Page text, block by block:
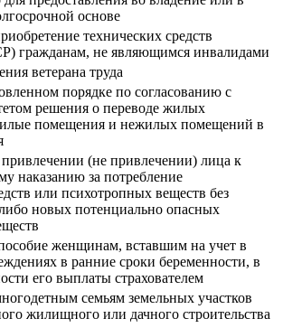
основе
технических средств
гражданам, не являющимся инвалидами
ветерана труда
порядке по согласованию с
решения о переводе жилых
помещения и нежилых помещений в
(не привлечении) лица к
наказанию за потребление
или психотропных веществ без
новых потенциально опасных
женщинам, вставшим на учет в
в ранние сроки беременности, в
его выплаты страхователем
семьям земельных участков
жилищного или дачного строительства